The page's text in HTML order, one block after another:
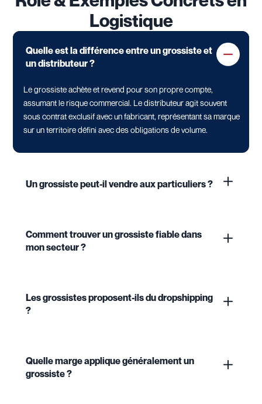
Logistique
Quelle est la différence entre un grossiste et
un distributeur ?
Le grossiste achète et revend pour son propre compte,
assumant le risque commercial. Le distributeur agit souvent
sous contrat exclusif avec un fabricant, représentant sa marque
sur un territoire défini avec des obligations de volume.
Un grossiste peut-il vendre aux particuliers ?
Comment trouver un grossiste fiable dans
mon secteur ?
Les grossistes proposent-ils du dropshipping
?
Quelle marge applique généralement un
grossiste ?